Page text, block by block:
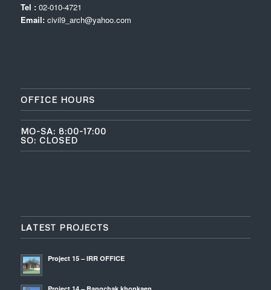
Tel :02-010-4721
Email: civil9_arch@yahoo.com
OFFICE HOURS
MO-SA: 8:00-17:00
SO: CLOSED
LATEST PROJECTS
Project 15 – IRR OFFICE